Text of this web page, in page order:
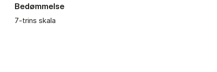
Bedømmelse
7-trins skala